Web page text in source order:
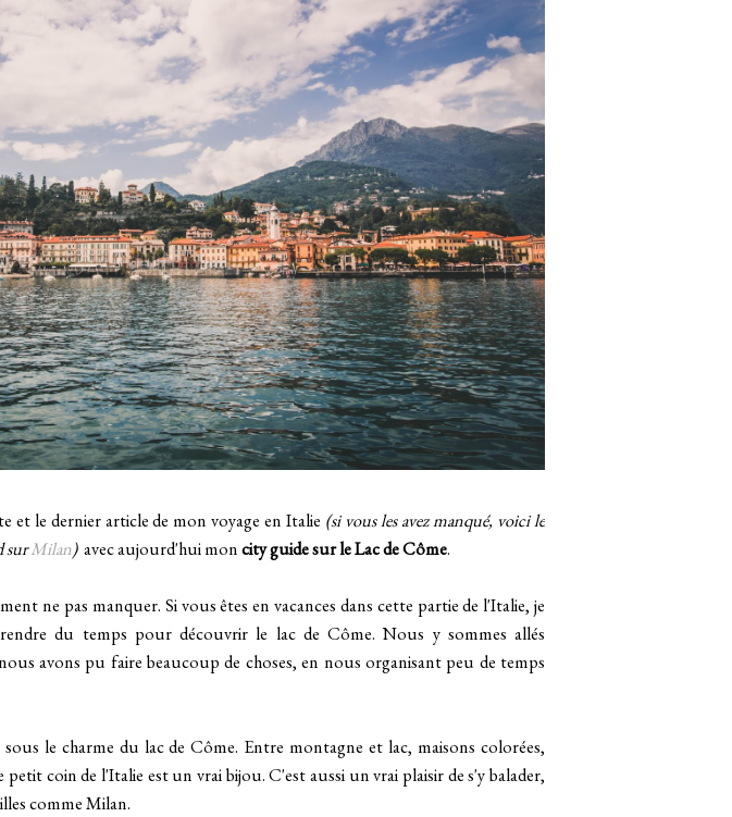
et le dernier article de mon voyage en Italie (si vous les avez manqué, voici le
surMilan) avec aujourd'hui moncity guide sur le Lac de Côme.
ne pas manquer. Si vous êtes en vacances dans cette partie de l'Italie, je
du temps pour découvrir le lac de Côme. Nous y sommes allés
avons pu faire beaucoup de choses, en nous organisant peu de temps
le charme du lac de Côme. Entre montagne et lac, maisons colorées,
petit coin de l'Italie est un vrai bijou. C'est aussi un vrai plaisir de s'y balader,
comme Milan.